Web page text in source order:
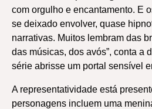
com orgulho e encantamento. E
se deixado envolver, quase
narrativas. Muitos lembram das
das músicas, dos avós”, conta a
série abrisse um portal sensível
A representatividade está
personagens incluem uma